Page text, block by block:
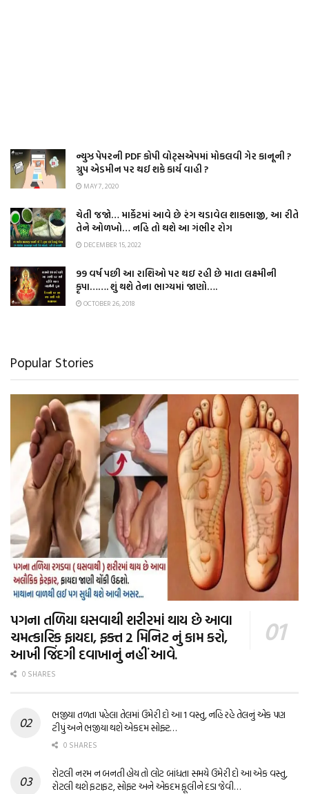
ન્યુઝ પેપરની PDF કોપી વોટ્સએપમાં મોકલવી ગેર કાનૂની ?
ગ્રુપ એડમીન પર થઈ શકે કાર્ય વાહી ?
MAY 7, 2020
ચેતી જજો… માર્કેટમાં આવે છે રંગ ચડાવેલ શાકભાજી, આ રીતે
તેને ઓળખો… નહિ તો થશે આ ગંભીર રોગ
DECEMBER 15, 2022
99 વર્ષ પછી આ રાશિઓ પર થઇ રહી છે માતા લક્ષ્મીની
કૃપા……. શું થશે તેના ભાગ્યમાં જાણો….
OCTOBER 26, 2018
Popular Stories
પગના તળિયા ઘસવાથી શરીરમાં થાય છે આવા
ચમત્કારિક ફાયદા, ફક્ત 2 મિનિટ નું કામ કરો,
આખી જિંદગી દવાખાનું નહીં આવે.
0 SHARES
ભજીયા તળતા પહેલા તેલમાં ઉમેરી દો આ 1 વસ્તુ, નહિ રહે તેલનું એક પણ
ટીપું અને ભજીયા થશે એકદમ સોફ્ટ…
0 SHARES
રોટલી નરમ ન બનતી હોય તો લોટ બાંધતા સમયે ઉમેરી દો આ એક વસ્તુ,
રોટલી થશે ફટાફટ, સોફ્ટ અને એકદમ ફૂલીને દડા જેવી…